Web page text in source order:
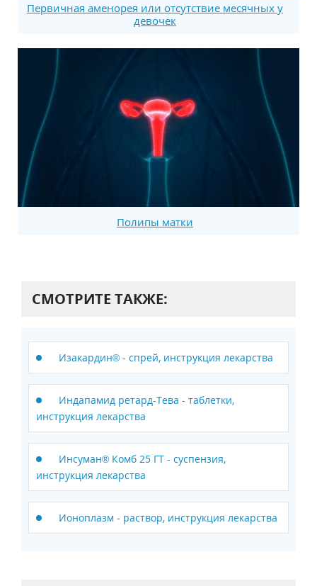
Первичная аменорея или отсутствие месячных у
девочек
Полипы матки
СМОТРИТЕ ТАКЖЕ:
Изакардин® - спрей, инструкция лекарства
Индапамид ретард-Тева - таблетки,
инструкция лекарства
Инсуман® Комб 25 ГТ - суспензия,
инструкция лекарства
Ионоплазм - раствор, инструкция лекарства